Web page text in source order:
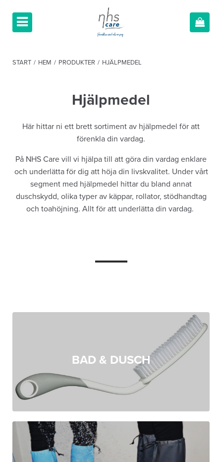
START / HEM / PRODUKTER / HJÄLPMEDEL
Hjälpmedel
Här hittar ni ett brett sortiment av hjälpmedel för att
förenkla din vardag.
På NHS Care vill vi hjälpa till att göra din vardag enklare
och underlätta för dig att höja din livskvalitet. Under vårt
segment med hjälpmedel hittar du bland annat
duschskydd, olika typer av käppar, rollator, stödhandtag
och toahöjning. Allt för att underlätta din vardag.
BAD & DUSCH